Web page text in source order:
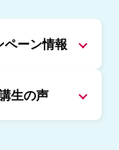
ペーン情報
生の声